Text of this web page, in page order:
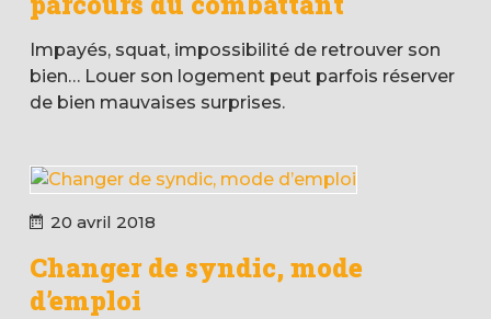
Impayés, squat, impossibilité de retrouver son
bien… Louer son logement peut parfois réserver
de bien mauvaises surprises.
20 avril 2018
Changer de syndic, mode
d’emploi